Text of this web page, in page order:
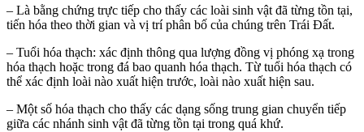
– Là bằng chứng trực tiếp cho thấy các loài sinh vật đã từng tồn tại,
tiến hóa theo thời gian và vị trí phân bố của chúng trên Trái Đất.
– Tuổi hóa thạch: xác định thông qua lượng đồng vị phóng xạ trong
hóa thạch hoặc trong đá bao quanh hóa thạch. Từ tuổi hóa thạch có
thể xác định loài nào xuất hiện trước, loài nào xuất hiện sau.
– Một số hóa thạch cho thấy các dạng sống trung gian chuyển tiếp
giữa các nhánh sinh vật đã từng tồn tại trong quá khứ.